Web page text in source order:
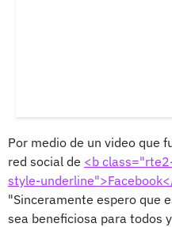
Por medio de un video que
red social de <b
style-
"Sinceramente espero que
sea beneficiosa para todos